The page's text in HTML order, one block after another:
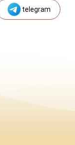
telegram